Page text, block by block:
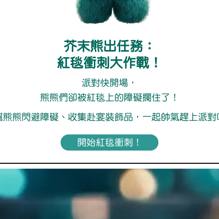
芥末熊出任務：
紅毯衝刺大作戰！
派對快開場，
熊熊們卻被紅毯上的障礙攔住了！
熊熊閃避障礙、收集赴宴裝飾品，一起帥氣趕上派對
開始紅毯衝刺！